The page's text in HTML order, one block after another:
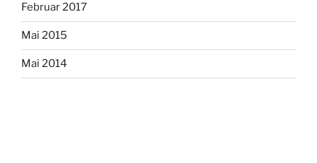
Februar 2017
Mai 2015
Mai 2014